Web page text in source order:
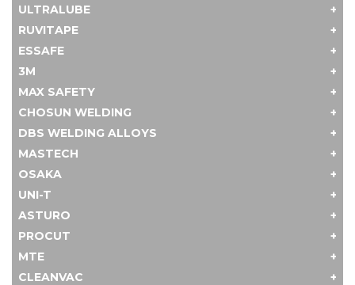
ULTRALUBE
RUVITAPE
ESSAFE
3M
MAX SAFETY
CHOSUN WELDING
DBS WELDING ALLOYS
MASTECH
OSAKA
UNI-T
ASTURO
PROCUT
MTE
CLEANVAC